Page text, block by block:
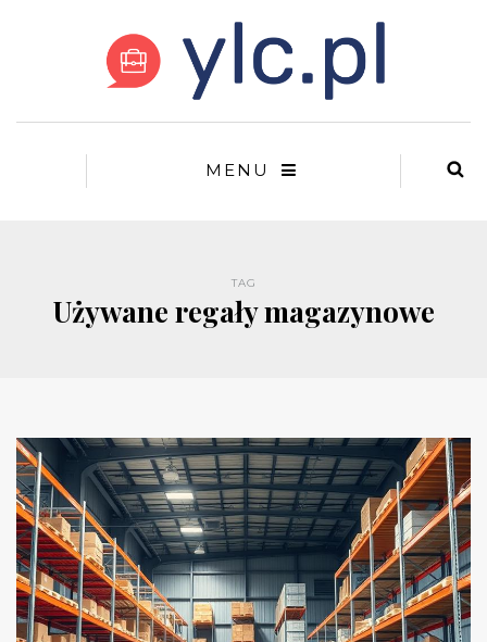
MENU
TAG
Używane regały magazynowe